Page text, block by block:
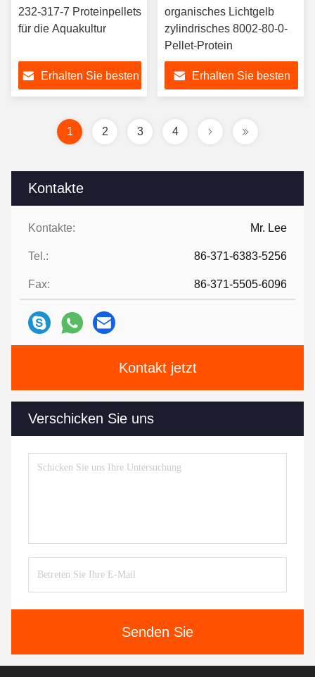
Kontakte
Kontakte: Mr. Lee
Tel.: 86-371-6383-5256
Fax: 86-371-5505-6096
Kontakt jetzt
Verschicken Sie uns
Senden Sie
232-317-7 Proteinpellets
für die Aquakultur
Erhalten Sie besten
organisches Lichtgelb
zylindrisches 8002-80-0-
Pellet-Protein
Erhalten Sie besten
1 2 3 4